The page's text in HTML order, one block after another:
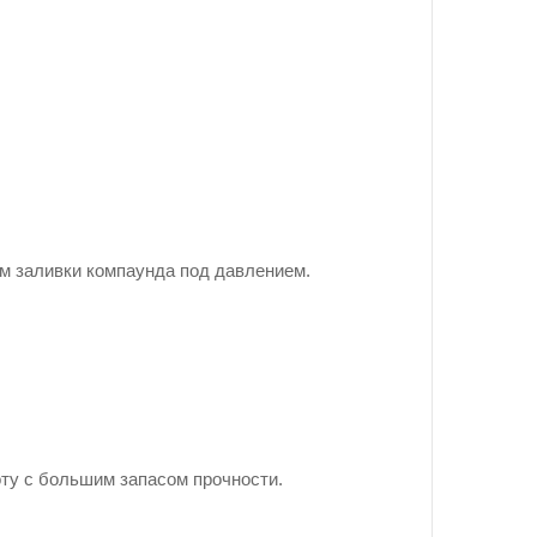
заливки компаунда под давлением.
с большим запасом прочности.